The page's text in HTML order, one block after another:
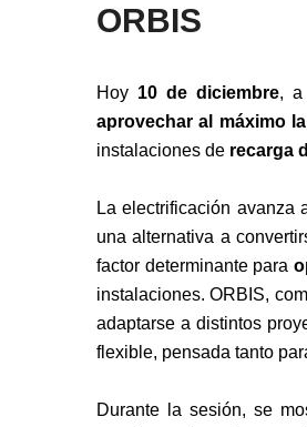
ORBIS
Hoy 10 de diciembre, a
aprovechar al máximo
instalaciones de recarga
La electrificación avanza
una alternativa a
factor determinante para
instalaciones. ORBIS,
adaptarse a distintos
flexible, pensada tanto
Durante la sesión, se